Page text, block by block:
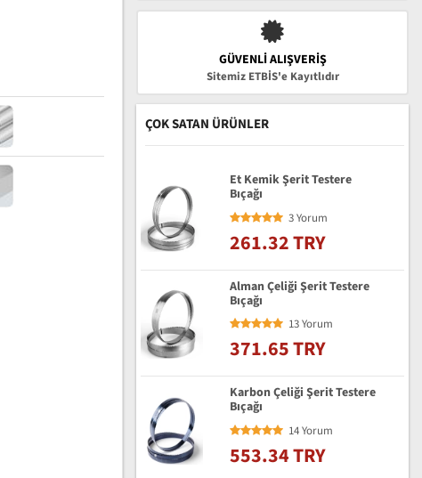
GÜVENLI ALIŞVERIŞ
Sitemiz ETBİS'e Kayıtlıdır
ÇOK SATAN ÜRÜNLER
Et Kemik Şerit Testere
Bıçağı
3 Yorum
261.32 TRY
Alman Çeliği Şerit Testere
Bıçağı
13 Yorum
371.65 TRY
Karbon Çeliği Şerit Testere
Bıçağı
14 Yorum
553.34 TRY